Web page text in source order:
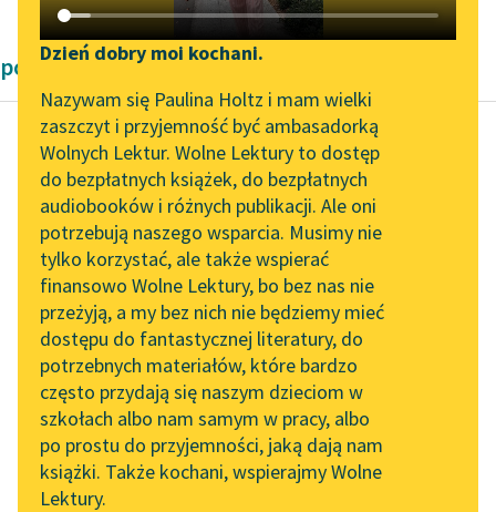
Katalog DAISY
Podkasty o książkach
Zgłoś brak utworu
Aktualności
„Prokurator Alicja Horn”
do słuchania
Byliśmy częścią AI Impact
Lab
Zapraszamy na spotkanie
online z tłumaczkami
literatury skandynawskiej
Spotkanie z Katarzyną
Tunkiel w Oslo
102. lata temu zmarł
Joseph Conrad
Narzędzia
Mapa Wolnych Lektur
Leśmianator
Przewodnik dla piszących i
czytających
API
OAI-PMH
Widget Wolnych Lektur
Przypisy
Dzień dobry moi kochani.
Nazywam się Paulina Holtz i mam wielki
zaszczyt i przyjemność być ambasadorką
Wolnych Lektur. Wolne Lektury to dostęp
do bezpłatnych książek, do bezpłatnych
audiobooków i różnych publikacji. Ale oni
potrzebują naszego wsparcia. Musimy nie
tylko korzystać, ale także wspierać
finansowo Wolne Lektury, bo bez nas nie
przeżyją, a my bez nich nie będziemy mieć
dostępu do fantastycznej literatury, do
potrzebnych materiałów, które bardzo
często przydają się naszym dzieciom w
szkołach albo nam samym w pracy, albo
po prostu do przyjemności, jaką dają nam
książki. Także kochani, wspierajmy Wolne
Lektury.
powieści obyczajowe Bolesław Prus
Bolesław Prus
Placówka
Tutejszy proboszcz
dopiero od kilku lat
rządził parafią. Był to
człowiek średniego
wieku, bardzo piękny...
Czytaj więcej